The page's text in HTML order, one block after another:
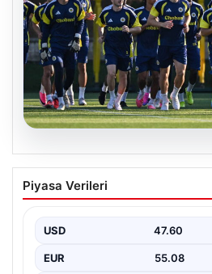
05.08.2026
Fenerbahçe’nin Avrupa
Sturm Graz maçı öncesi
Piyasa Verileri
USD 47.60
EUR 55.08